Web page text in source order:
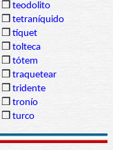
❒ teodolito
❒ tetraníquido
❒ tíquet
❒ tolteca
❒ tótem
❒ traquetear
❒ tridente
❒ tronío
❒ turco